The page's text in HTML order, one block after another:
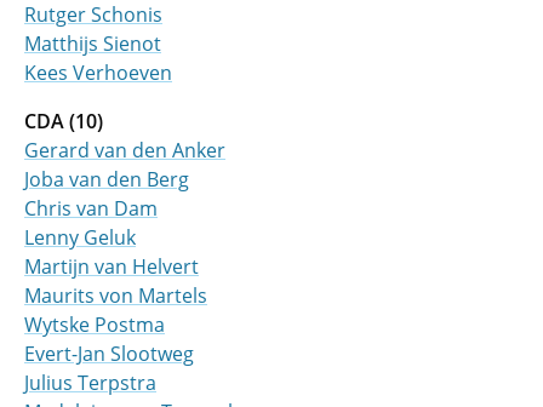
Rutger Schonis
Matthijs Sienot
Kees Verhoeven
CDA (10)
Gerard van den Anker
Joba van den Berg
Chris van Dam
Lenny Geluk
Martijn van Helvert
Maurits von Martels
Wytske Postma
Evert-Jan Slootweg
Julius Terpstra